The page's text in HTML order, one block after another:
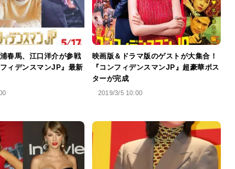
春馬、江口洋介が参戦
ィデンスマンJP』最新
映画版＆ドラマ版のゲストが大集合！
『コンフィデンスマンJP』超豪華ポス
ターが完成
2019/3/5 10:00